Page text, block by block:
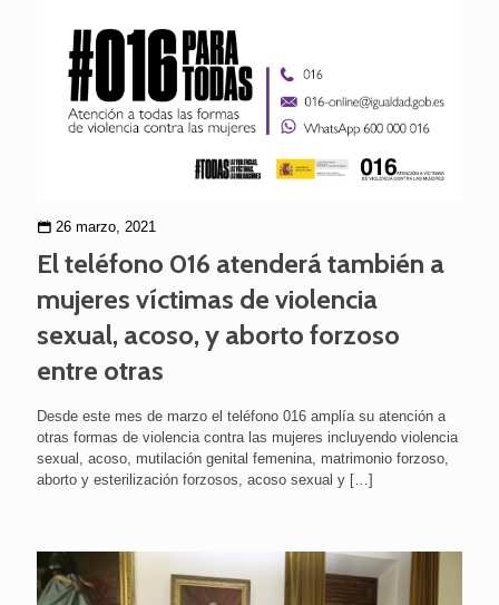
26 marzo, 2021
El teléfono 016 atenderá también a
mujeres víctimas de violencia
sexual, acoso, y aborto forzoso
entre otras
Desde este mes de marzo el teléfono 016 amplía su atención a
otras formas de violencia contra las mujeres incluyendo violencia
sexual, acoso, mutilación genital femenina, matrimonio forzoso,
aborto y esterilización forzosos, acoso sexual y […]